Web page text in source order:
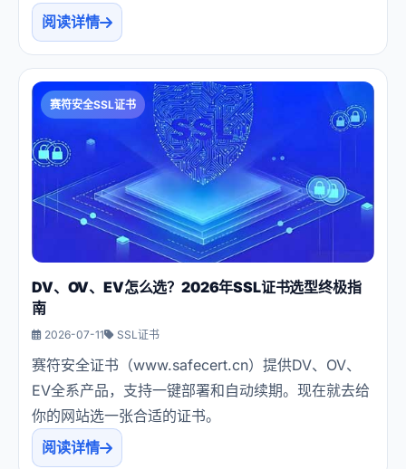
阅读详情
赛符安全SSL证书
DV、OV、EV怎么选？2026年SSL证书选型终极指
南
2026-07-11 SSL证书
赛符安全证书（www.safecert.cn）提供DV、OV、
EV全系产品，支持一键部署和自动续期。现在就去给
你的网站选一张合适的证书。
阅读详情